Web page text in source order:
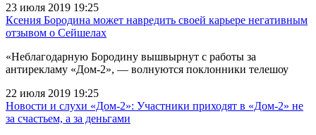
23 июля 2019 19:25
Ксения Бородина может навредить своей карьере негативным
отзывом о Сейшелах
«Неблагодарную Бородину вышвырнут с работы за
антирекламу «Дом-2», — волнуются поклонники телешоу
22 июля 2019 19:25
Новости и слухи «Дом-2»: Участники приходят в «Дом-2» не
за счастьем, а за деньгами